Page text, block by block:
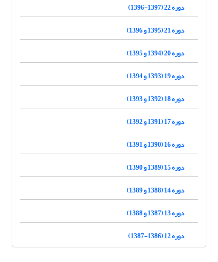
دوره 22 (1397-1396)
دوره 21 (1395 و 1396)
دوره 20 (1394 و 1395)
دوره 19 (1393 و 1394)
دوره 18 (1392 و 1393)
دوره 17 (1391 و 1392)
دوره 16 (1390 و 1391)
دوره 15 (1389 و 1390)
دوره 14 (1388 و 1389)
دوره 13 (1387 و 1388)
دوره 12 (1386-1387)